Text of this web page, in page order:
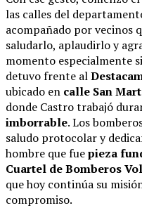
las calles del
acompañado por vecinos
saludarlo, aplaudirlo y
momento especialmente
detuvo frente al
ubicado en calle San
donde Castro trabajó
imborrable. Los
saludo protocolar y
hombre que fuepieza
Cuartel de Bomberos
que hoy continúa su
compromiso.